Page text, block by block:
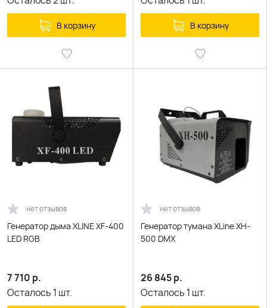
В корзину В корзину
нет отзывов
Генератор дыма XLINE XF-400
LED RGB
7 710 р.
Осталось 1 шт.
нет отзывов
Генератор тумана XLine XH-
500 DMX
26 845р.
Осталось 1 шт.